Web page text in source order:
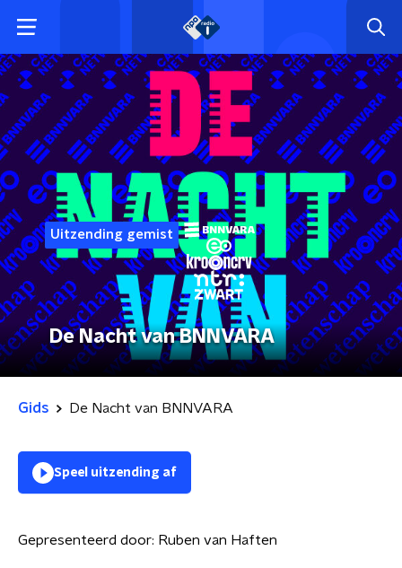
Uitzending gemist
De Nacht van BNNVARA
Gids De Nacht van BNNVARA
Speel uitzending af
Gepresenteerd door: Ruben van Haften